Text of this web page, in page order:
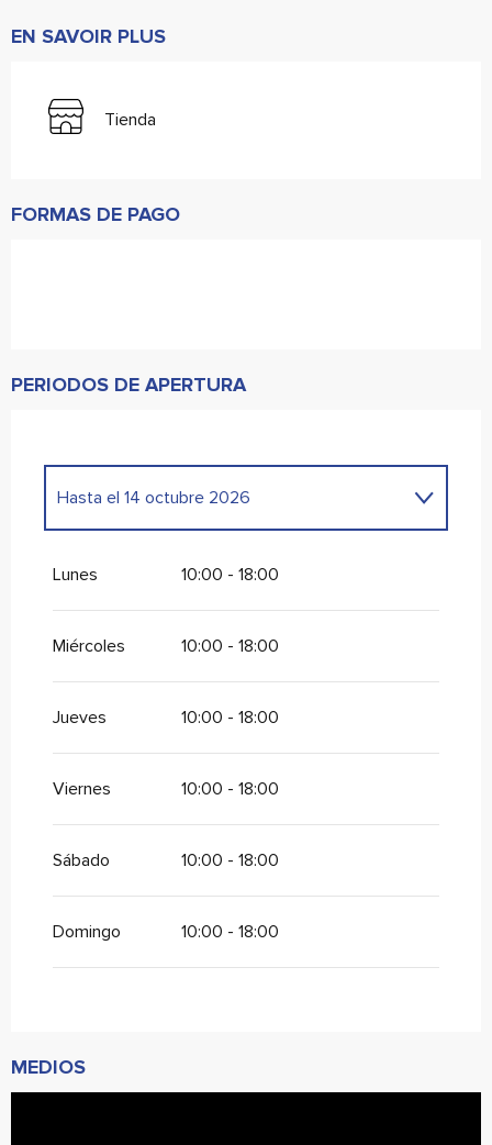
EN SAVOIR PLUS
Tienda
FORMAS DE PAGO
PERIODOS DE APERTURA
Hasta el 14 octubre 2026
Lunes 10:00 - 18:00
Miércoles 10:00 - 18:00
Jueves 10:00 - 18:00
Viernes 10:00 - 18:00
Sábado 10:00 - 18:00
Domingo 10:00 - 18:00
MEDIOS